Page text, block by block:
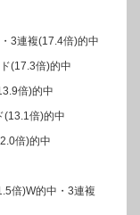
連複(17.4倍)的中
倍)的中
倍)的中
(13.1倍)的中
倍)的中
)W的中・3連複